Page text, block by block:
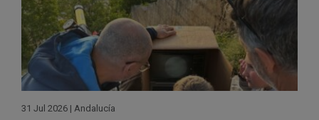
31 Jul 2026 | Andalucía